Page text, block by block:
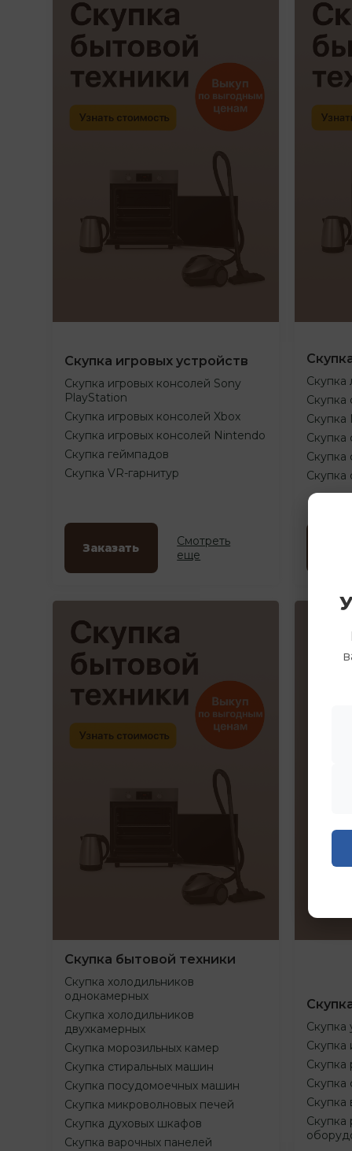
Скупка игровых устройств
Скупка игровых консолей Sony
PlayStation
Скупка игровых консолей Xbox
Скупка игровых консолей Nintendo
Скупка геймпадов
Скупка VR-гарнитур
Заказать
Смотреть
еще
Скупка
Скупка
Скупка
Скупка
Скупка
Скупка бытовой техники
Скупка холодильников
однокамерных
Скупка холодильников
двухкамерных
Скупка морозильных камер
Скупка стиральных машин
Скупка посудомоечных машин
Скупка микроволновых печей
Скупка духовых шкафов
Скупка варочных панелей
Скупка
Скупка
Скупка
Скупка
Скупка
Скупка